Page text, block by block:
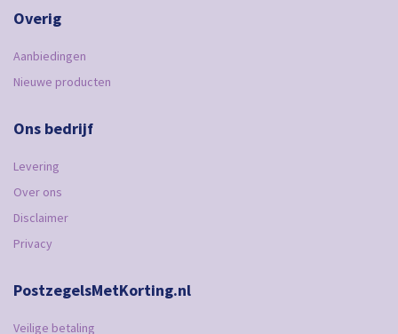
Overig
Aanbiedingen
Nieuwe producten
Ons bedrijf
Levering
Over ons
Disclaimer
Privacy
PostzegelsMetKorting.nl
Veilige betaling